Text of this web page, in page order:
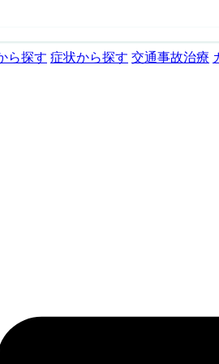
ら探す 症状から探す 交通事故治療